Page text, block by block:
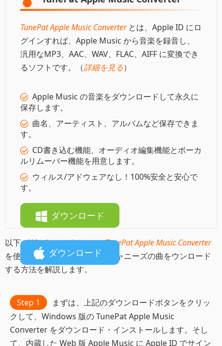
TunePat Apple Music Converterとは、Apple ID にロ
グインすれば、Apple Music から音楽を録音し、
汎用なMP3、AAC、WAV、FLAC、AIFF に変換でき
るソフトです。（詳細を見る）
Apple Music の音楽をダウンロードして永久に
保存します。
曲名、アーティスト、アルバムなど保存できま
す。
CD書き込む機能、オーディオ編集機能とボーカ
ルリムーバー機能を用意します。
ウィルス/アドウェアなし！100%安全と安心で
す。
ダウンロード
ダウンロード
以下、Windows パソコンでTunePat Apple Music Converter
を使って、Apple Music からジャニーズの曲をウンロード
する方法を解説します。
Step 1
まずは、上記のダウンロードボタンをクリッ
クして、Windows 版の TunePat Apple Music
Converter をダウンロード・インストールします。そし
て、内蔵した Web 版 Apple Music に Apple ID でサイン